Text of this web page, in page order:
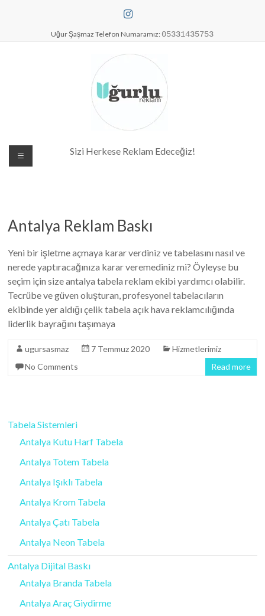
Uğur Şaşmaz Telefon Numaramız: 05331435753
Dijital Baskı Merkezi| Antalya
Reklam Baskı| Antalya Tabela
Sizi Herkese Reklam Edeceğiz!
Antalya Reklam Baskı
Yeni bir işletme açmaya karar verdiniz ve tabelasını nasıl ve
nerede yaptıracağınıza karar veremediniz mi? Öyleyse bu
seçim için size antalya tabela reklam ekibi yardımcı olabilir.
Tecrübe ve güven oluşturan, profesyonel tabelacıların
ekibinde yer aldığı çelik tabela açık hava reklamcılığında
liderlik bayrağını taşımaya
ugursasmaz 7 Temmuz 2020
Hizmetlerimiz
No Comments
Read more
Tabela Sistemleri
Antalya Kutu Harf Tabela
Antalya Totem Tabela
Antalya Işıklı Tabela
Antalya Krom Tabela
Antalya Çatı Tabela
Antalya Neon Tabela
Antalya Dijital Baskı
Antalya Branda Tabela
Antalya Araç Giydirme